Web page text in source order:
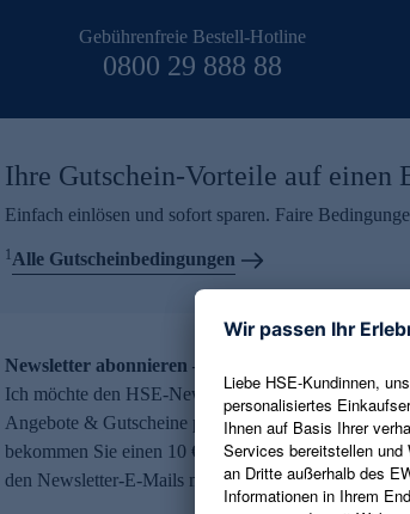
Gebührenfreie Bestell-Hotline
0800 29 888 88
Ihre Gutschein-Vorteile auf einen
Einfach einlösen und sofort sparen. Faire
1Alle Gutscheinbedingungen
Newsletter abonnieren – 10 € Gutschein erhalten
Ich möchte den HSE-Newsletter abonnieren und
Angebote & Gutscheine per E-Mail erhalten. Als
bekommen Sie einen 10 € Gutschein. Eine
den Newsletter-E-Mails möglich.